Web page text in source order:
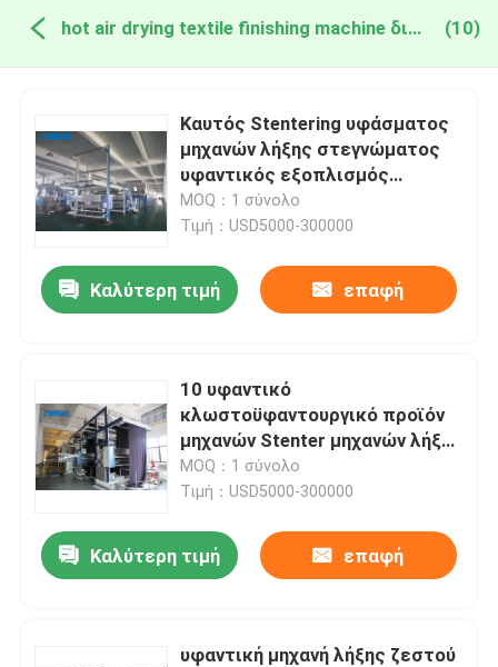
hot air drying textile finishing machine διαδικτυακή κατασκευή (10)
Καυτός Stentering υφάσματος
μηχανών λήξης στεγνώματος
υφαντικός εξοπλισμός
διαδικασίας
MOQ：1 σύνολο
Τιμή：USD5000-300000
Καλύτερη τιμή επαφή
10 υφαντικό
κλωστοϋφαντουργικό προϊόν
μηχανών Stenter μηχανών λήξης
αιθουσών για το ύφασμα
ταπετσαριών
MOQ：1 σύνολο
Τιμή：USD5000-300000
Καλύτερη τιμή επαφή
υφαντική μηχανή λήξης ζεστού